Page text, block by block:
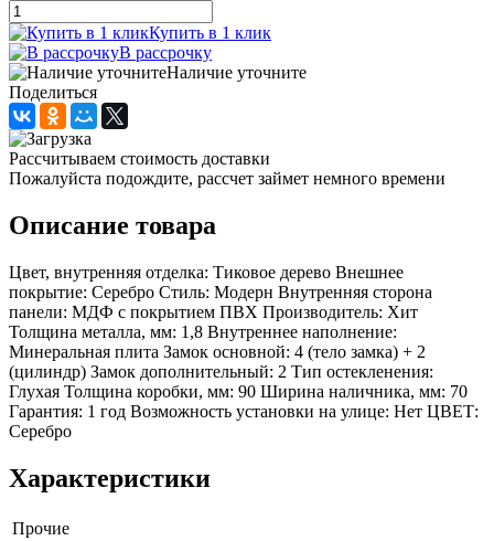
Купить в 1 клик
В рассрочку
Наличие уточните
Поделиться
Рассчитываем стоимость доставки
Пожалуйста подождите, рассчет займет немного времени
Описание товара
Цвет, внутренняя отделка: Тиковое дерево Внешнее
покрытие: Серебро Стиль: Модерн Внутренняя сторона
панели: МДФ с покрытием ПВХ Производитель: Хит
Толщина металла, мм: 1,8 Внутреннее наполнение:
Минеральная плита Замок основной: 4 (тело замка) + 2
(цилиндр) Замок дополнительный: 2 Тип остекленения:
Глухая Толщина коробки, мм: 90 Ширина наличника, мм: 70
Гарантия: 1 год Возможность установки на улице: Нет ЦВЕТ:
Серебро
Характеристики
Прочие